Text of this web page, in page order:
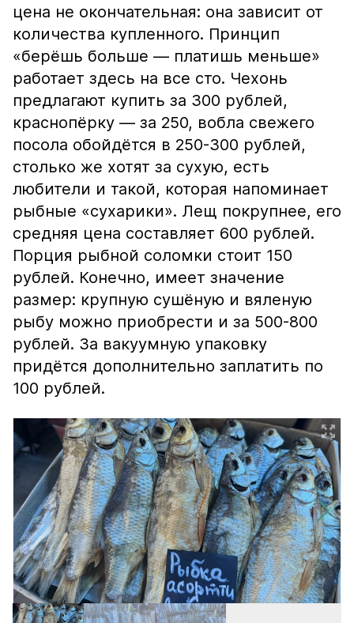
цена не окончательная: она зависит от
количества купленного. Принцип
«берёшь больше — платишь меньше»
работает здесь на все сто. Чехонь
предлагают купить за 300 рублей,
краснопёрку — за 250, вобла свежего
посола обойдётся в 250-300 рублей,
столько же хотят за сухую, есть
любители и такой, которая напоминает
рыбные «сухарики». Лещ покрупнее, его
средняя цена составляет 600 рублей.
Порция рыбной соломки стоит 150
рублей. Конечно, имеет значение
размер: крупную сушёную и вяленую
рыбу можно приобрести и за 500-800
рублей. За вакуумную упаковку
придётся дополнительно заплатить по
100 рублей.